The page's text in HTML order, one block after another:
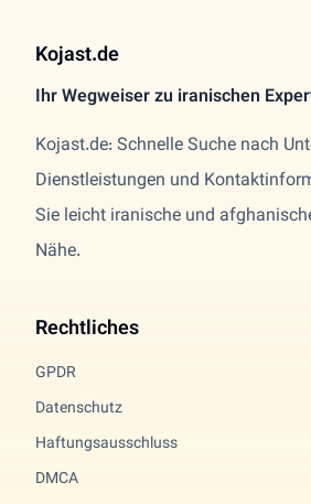
Kojast.de
Ihr Wegweiser zu iranischen
Kojast.de: Schnelle Suche nach
Dienstleistungen und
Sie leicht iranische und
Nähe.
Rechtliches
GPDR
Datenschutz
Haftungsausschluss
DMCA